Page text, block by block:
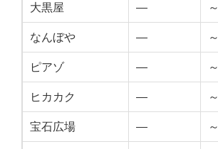
大黒屋 — ～
なんぼや — ～
ピアゾ — ～
ヒカカク — ～
宝石広場 — ～